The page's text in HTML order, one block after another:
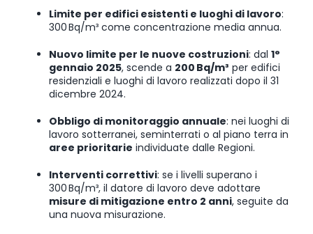
Limite per edifici esistenti e luoghi di lavoro:
300 Bq/m³ come concentrazione media annua.
Nuovo limite per le nuove costruzioni: dal 1°
gennaio 2025, scende a 200 Bq/m³ per edifici
residenziali e luoghi di lavoro realizzati dopo il 31
dicembre 2024.
Obbligo di monitoraggio annuale: nei luoghi di
lavoro sotterranei, seminterrati o al piano terra in
aree prioritarie individuate dalle Regioni.
Interventi correttivi: se i livelli superano i
300 Bq/m³, il datore di lavoro deve adottare
misure di mitigazione entro 2 anni, seguite da
una nuova misurazione.